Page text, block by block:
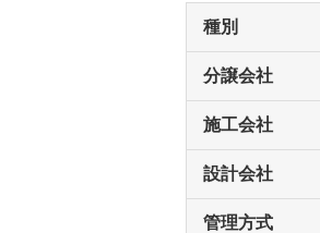
種別
分譲会社
施工会社
設計会社
管理方式